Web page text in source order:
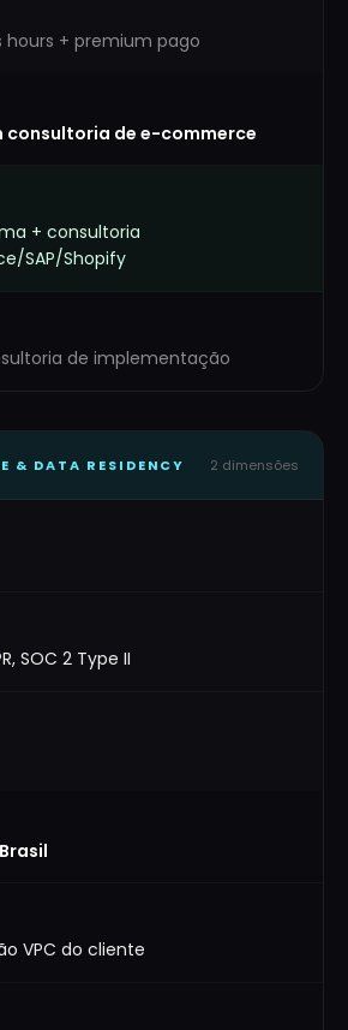
hours + premium pago
consultoria de e-commerce
+ consultoria
SAP/Shopify
de implementação
& DATA RESIDENCY 2 dimensões
SOC 2 Type II
VPC do cliente